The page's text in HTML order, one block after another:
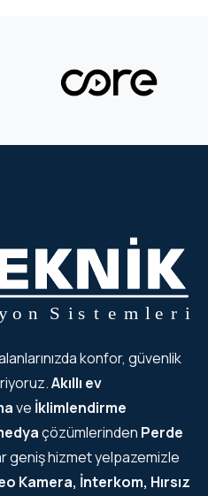
konfor, güvenlik
Akıllı ev
ve İklimlendirme
çözümlerinden Perde
geniş hizmet yelpazemizle
Kamera, İnterkom, Hırsız